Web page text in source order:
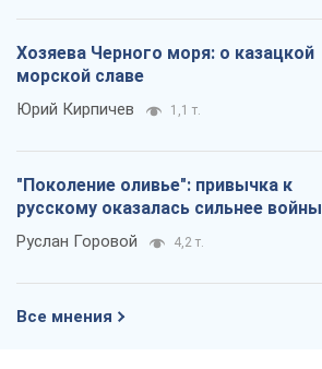
Хозяева Черного моря: о казацкой
морской славе
Юрий Кирпичев 1,1 т.
"Поколение оливье": привычка к
русскому оказалась сильнее войны
Руслан Горовой 4,2 т.
Все мнения